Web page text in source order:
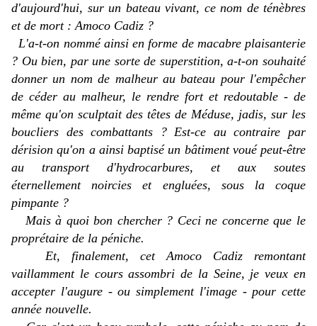
d'aujourd'hui, sur un bateau vivant, ce nom de ténèbres
et de mort :Amoco Cadiz ?
L'a-t-on nommé ainsi en forme de macabre plaisanterie
? Ou bien, par une sorte de superstition, a-t-on souhaité
donner un nom de malheur au bateau pour l'empêcher
de céder au malheur, le rendre fort et redoutable - de
même qu'on sculptait des têtes de Méduse, jadis, sur les
boucliers des combattants ? Est-ce au contraire par
dérision qu'on a ainsi baptisé un bâtiment voué peut-être
au transport d'hydrocarbures, et aux soutes
éternellement noircies et engluées, sous la coque
pimpante ?
Mais à quoi bon chercher ? Ceci ne concerne que le
proprétaire de la péniche.
Et, finalement, cetAmoco Cadiz remontant
vaillamment le cours assombri de la Seine, je veux en
accepter l'augure - ou simplement l'image - pour cette
année nouvelle.